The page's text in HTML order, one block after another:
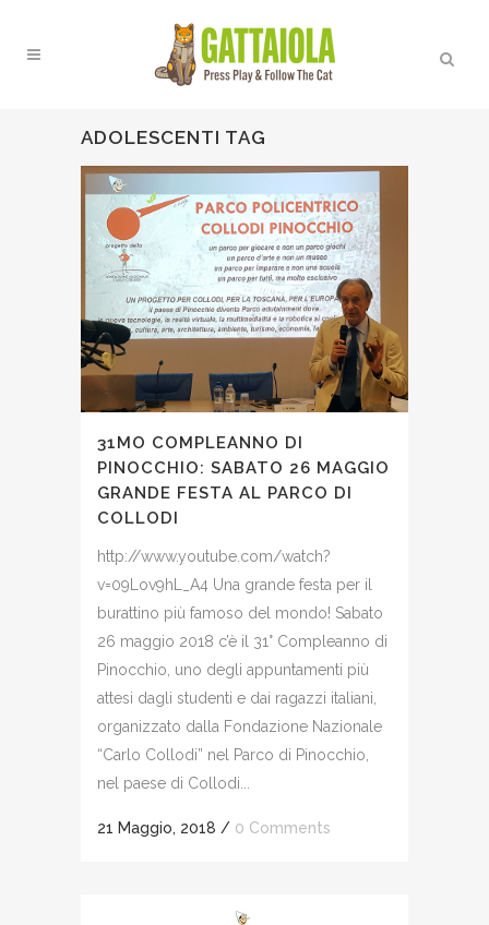
ADOLESCENTI TAG
31MO COMPLEANNO DI
PINOCCHIO: SABATO 26 MAGGIO
GRANDE FESTA AL PARCO DI
COLLODI
http://www.youtube.com/watch?
v=09Lov9hL_A4 Una grande festa per il
burattino più famoso del mondo! Sabato
26 maggio 2018 c’è il 31° Compleanno di
Pinocchio, uno degli appuntamenti più
attesi dagli studenti e dai ragazzi italiani,
organizzato dalla Fondazione Nazionale
“Carlo Collodi” nel Parco di Pinocchio,
nel paese di Collodi...
21 Maggio, 2018 / 0 Comments